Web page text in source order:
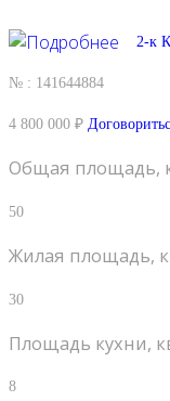
2-к
№ : 141644884
4 800 000 ₽
Общая площадь,
50
Жилая площадь,
30
Площадь кухни,
8